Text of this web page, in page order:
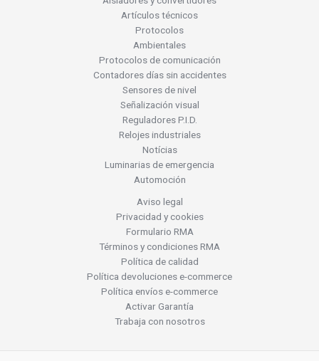
Artículos técnicos
Protocolos
Ambientales
Protocolos de comunicación
Contadores días sin accidentes
Sensores de nivel
Señalización visual
Reguladores P.I.D.
Relojes industriales
Notícias
Luminarias de emergencia
Automoción
Aviso legal
Privacidad y cookies
Formulario RMA
Términos y condiciones RMA
Política de calidad
Política devoluciones e-commerce
Política envíos e-commerce
Activar Garantía
Trabaja con nosotros